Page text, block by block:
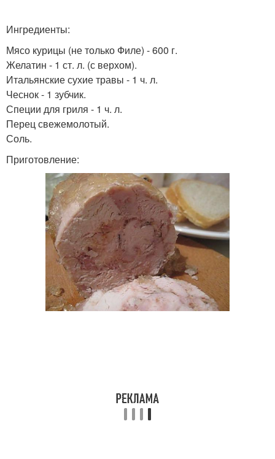
Ингредиенты:
Мясо курицы (не только Филе) - 600 г.
Желатин - 1 ст. л. (с верхом).
Итальянские сухие травы - 1 ч. л.
Чеснок - 1 зубчик.
Специи для гриля - 1 ч. л.
Перец свежемолотый.
Соль.
Приготовление: